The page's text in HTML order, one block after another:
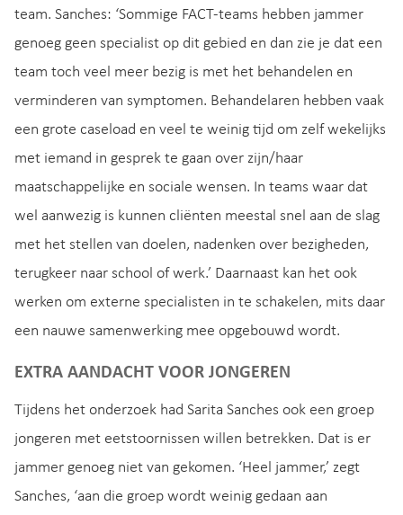
team. Sanches: ‘Sommige FACT-teams hebben jammer
genoeg geen specialist op dit gebied en dan zie je dat een
team toch veel meer bezig is met het behandelen en
verminderen van symptomen. Behandelaren hebben vaak
een grote caseload en veel te weinig tijd om zelf wekelijks
met iemand in gesprek te gaan over zijn/haar
maatschappelijke en sociale wensen. In teams waar dat
wel aanwezig is kunnen cliënten meestal snel aan de slag
met het stellen van doelen, nadenken over bezigheden,
terugkeer naar school of werk.’ Daarnaast kan het ook
werken om externe specialisten in te schakelen, mits daar
een nauwe samenwerking mee opgebouwd wordt.
EXTRA AANDACHT VOOR JONGEREN
Tijdens het onderzoek had Sarita Sanches ook een groep
jongeren met eetstoornissen willen betrekken. Dat is er
jammer genoeg niet van gekomen. ‘Heel jammer,’ zegt
Sanches, ‘aan die groep wordt weinig gedaan aan